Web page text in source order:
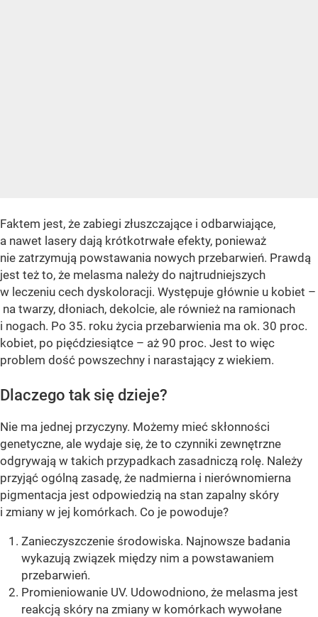
Faktem jest, że zabiegi złuszczające i odbarwiające,
a nawet lasery dają krótkotrwałe efekty, ponieważ
nie zatrzymują powstawania nowych przebarwień. Prawdą
jest też to, że melasma należy do najtrudniejszych
w leczeniu cech dyskoloracji. Występuje głównie u kobiet –
na twarzy, dłoniach, dekolcie, ale również na ramionach
i nogach. Po 35. roku życia przebarwienia ma ok. 30 proc.
kobiet, po pięćdziesiątce – aż 90 proc. Jest to więc
problem dość powszechny i narastający z wiekiem.
Dlaczego tak się dzieje?
Nie ma jednej przyczyny. Możemy mieć skłonności
genetyczne, ale wydaje się, że to czynniki zewnętrzne
odgrywają w takich przypadkach zasadniczą rolę. Należy
przyjąć ogólną zasadę, że nadmierna i nierównomierna
pigmentacja jest odpowiedzią na stan zapalny skóry
i zmiany w jej komórkach. Co je powoduje?
Zanieczyszczenie środowiska. Najnowsze badania
wykazują związek między nim a powstawaniem
przebarwień.
Promieniowanie UV. Udowodniono, że melasma jest
reakcją skóry na zmiany w komórkach wywołane